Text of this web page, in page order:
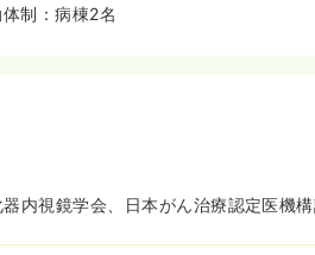
制：病棟2名
内視鏡学会、日本がん治療認定医機